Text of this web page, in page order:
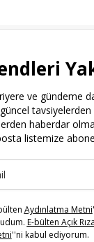
ve gündeme
güncel tavsiyelerden
haberdar
listemize
Aydınlatma Metni
E-bülten Açık Rıza
''ni kabul ediyorum.